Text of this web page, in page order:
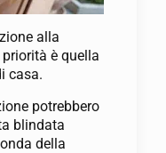
alla
è quella
casa.
potrebbero
blindata
della